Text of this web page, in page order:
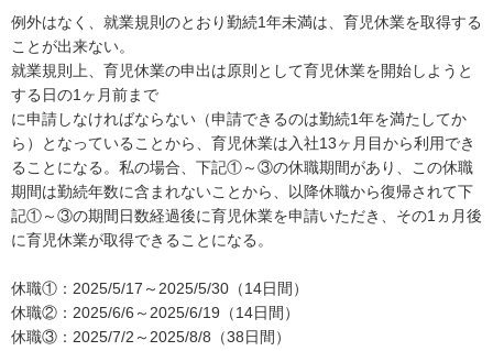
例外はなく、就業規則のとおり勤続1年未満は、育児休業を取得する
ことが出来ない。
就業規則上、育児休業の申出は原則として育児休業を開始しようと
する日の1ヶ月前まで
に申請しなければならない（申請できるのは勤続1年を満たしてか
ら）となっていることから、育児休業は入社13ヶ月目から利用でき
ることになる。私の場合、下記①～③の休職期間があり、この休職
期間は勤続年数に含まれないことから、以降休職から復帰されて下
記①～③の期間日数経過後に育児休業を申請いただき、その1ヵ月後
に育児休業が取得できることになる。
休職①：2025/5/17～2025/5/30（14日間）
休職②：2025/6/6～2025/6/19（14日間）
休職③：2025/7/2～2025/8/8（38日間）